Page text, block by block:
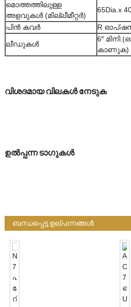
മൊത്തത്തിലുള്ള
അളവുകൾ (മില്ലീമീറ്റർ)
65Dia.x
പിൻ കവർ R
ലീഡുകൾ
6″ മിനി.
കാണുക)
വിശദമായ വിലകൾ നേടുക
ഉൽപ്പന്ന ടാഗുകൾ
ബന്ധപ്പെട്ട ഉല്പന്നങ്ങൾ